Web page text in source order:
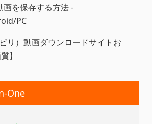
を保存する方法 -
PC
リ）動画ダウンロードサイトお
】
One